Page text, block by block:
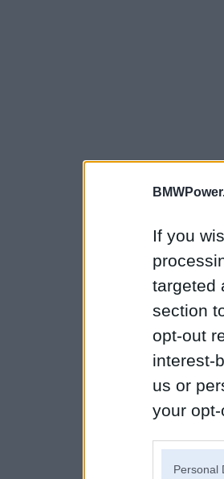
If you
targeted
section
opt-out
interest-
us or
your
Personal